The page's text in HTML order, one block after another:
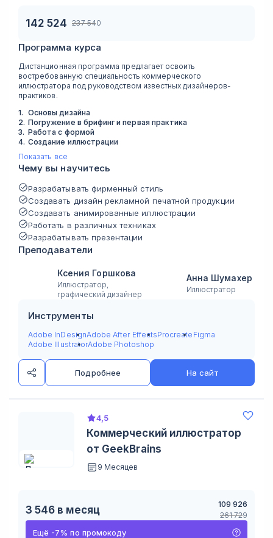
142 524 237 540
Программа курса
Дистанционная программа предлагает освоить
востребованную специальность коммерческого
иллюстратора под руководством известных дизайнеров-
практиков.
1. Основы дизайна
2. Погружение в брифинг и первая практика
3. Работа с формой
4. Создание иллюстрации
Показать все
Чему вы научитесь
Разрабатывать фирменный стиль
Создавать дизайн рекламной печатной продукции
Создавать анимированные иллюстрации
Работать в различных техниках
Разрабатывать презентации
Преподаватели
Ксения Горшкова
Иллюстратор,
графический дизайнер
Анна Шумахер
Иллюстратор
Инструменты
Adobe InDesignAdobe After EffectsProcreate Figma
Adobe IllustratorAdobe Photoshop
Подробнее На сайт
4,5
Коммерческий иллюстратор
от GeekBrains
9 Месяцев
3 546 в месяц
109 926
261 729
Ещё -7% по промокоду